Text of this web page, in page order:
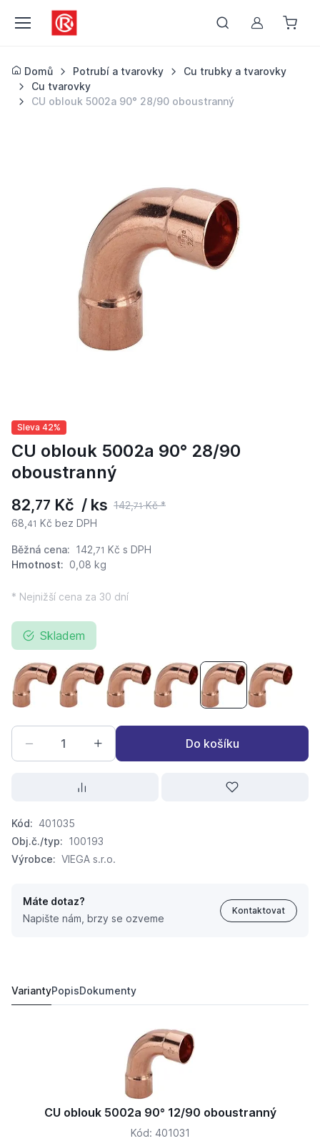
Můj účet
Domů Potrubí a tvarovky
Cu trubky a tvarovky
Cu tvarovky
CU oblouk 5002a 90° 28/90 oboustranný
Sleva 42%
CU oblouk 5002a 90° 28/90
oboustranný
82,77 Kč / ks 142,71Kč *
68, 41 Kč bez DPH
Běžná cena: 142, 71 Kč s DPH
Hmotnost: 0,08 kg
* Nejnižší cena za 30 dní
Skladem
CU oblouk 5002a 90° 12/90 oboustranný
CU oblouk 5002a 90° 15/90 oboustranný
CU oblouk 5002a 90° 18/90
CU oblouk 5002a 90° 22/90
CU oblouk 5002a
Do košíku
Kód: 401035
Obj.č./typ: 100193
Výrobce: VIEGA s.r.o.
Máte dotaz?
Napište nám, brzy se ozveme
Kontaktovat
VariantyPopisDokumenty
CU oblouk 5002a 90° 12/90 oboustranný
Kód: 401031